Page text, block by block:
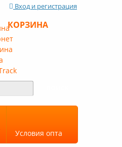
Вход и регистрация
КОРЗИНА
Условия опта